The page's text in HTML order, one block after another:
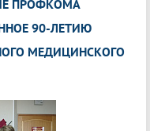
ПРОФКОМА
90-ЛЕТИЮ
МЕДИЦИНСКОГО